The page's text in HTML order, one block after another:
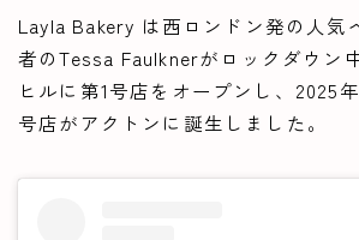
Layla Bakery は西ロンドン発の人気
者のTessa Faulknerがロックダウン
ヒルに第1号店をオープンし、2025
号店がアクトンに誕生しました。